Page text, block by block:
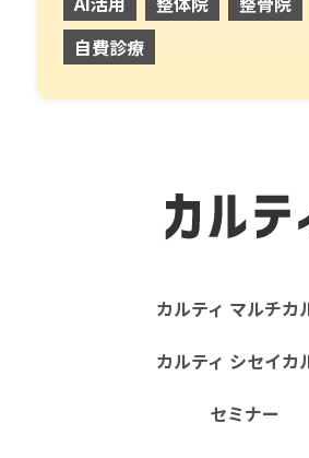
自費診療
カルティ マルチカ
カルティ シセイカ
セミナー